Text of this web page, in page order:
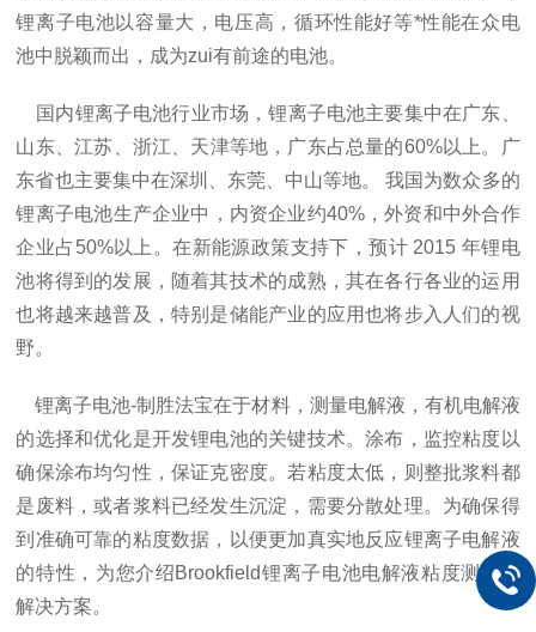
锂离子电池以容量大，电压高，循环性能好等*性能在众电
池中脱颖而出，成为zui有前途的电池。
国内锂离子电池行业市场，锂离子电池主要集中在广东、
山东、江苏、浙江、天津等地，广东占总量的60%以上。广
东省也主要集中在深圳、东莞、中山等地。
我国为数众多的
锂离子电池生产企业中，内资企业约40%，外资和中外合作
企业占50%以上。在新能源政策支持下，预计2015 年锂电
池将得到的发展，随着其技术的成熟，其在各行各业的运用
也将越来越普及，特别是储能产业的应用也将步入人们的视
野。
锂离子电池-制胜法宝在于材料，测量电解液，有机电解液
的选择和优化是开发锂电池的关键技术。涂布，监控粘度以
确保涂布均匀性，保证克密度。若粘度太低，则整批浆料都
是废料，或者浆料已经发生沉淀，需要分散处理。为确保得
到准确可靠的粘度数据，以便更加真实地反应锂离子电解液
的特性，为您介绍Brookfield锂离子电池电解液粘度测量的
解决方案。